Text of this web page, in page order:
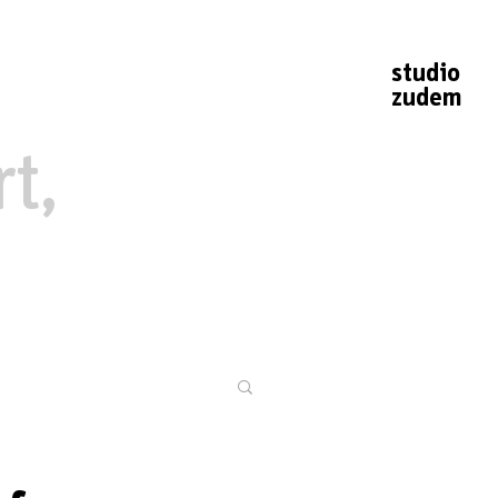
studio
zudem